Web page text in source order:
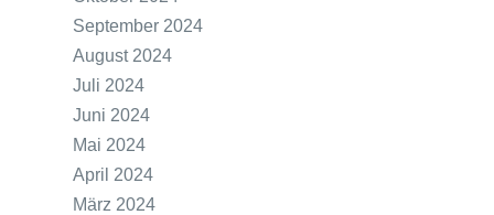
September 2024
August 2024
Juli 2024
Juni 2024
Mai 2024
April 2024
März 2024